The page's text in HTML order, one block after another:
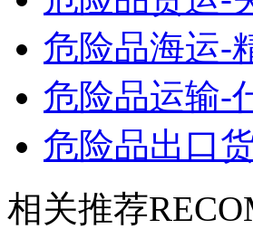
危险品海运-
危险品运输-
危险品出口
相关推荐